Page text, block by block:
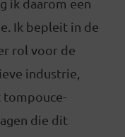
Ik bepleit in de
rol voor de
industrie,
tompouce-
die dit